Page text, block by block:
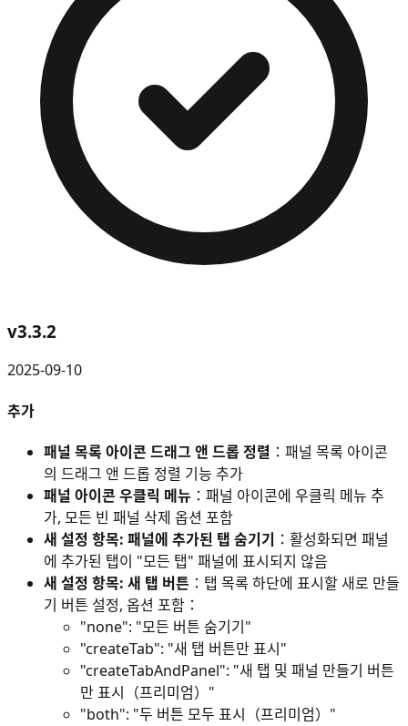
v3.3.2
2025-09-10
추가
패널 목록 아이콘 드래그 앤 드롭 정렬 ：패널 목록 아이콘
의 드래그 앤 드롭 정렬 기능 추가
패널 아이콘 우클릭 메뉴 ：패널 아이콘에 우클릭 메뉴 추
가, 모든 빈 패널 삭제 옵션 포함
새 설정 항목: 패널에 추가된 탭 숨기기 ：활성화되면 패널
에 추가된 탭이 "모든 탭" 패널에 표시되지 않음
새 설정 항목: 새 탭 버튼 ：탭 목록 하단에 표시할 새로 만들
기 버튼 설정, 옵션 포함：
"none": "모든 버튼 숨기기"
"createTab": "새 탭 버튼만 표시"
"createTabAndPanel": "새 탭 및 패널 만들기 버튼
만 표시（프리미엄）"
"both": "두 버튼 모두 표시（프리미엄）"